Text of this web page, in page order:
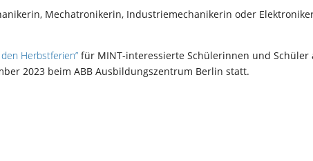
Mechatronikerin, Industriemechanikerin oder
Herbstferien” für MINT-interessierte Schülerinnen und Schüler
2023 beim ABB Ausbildungszentrum Berlin statt.